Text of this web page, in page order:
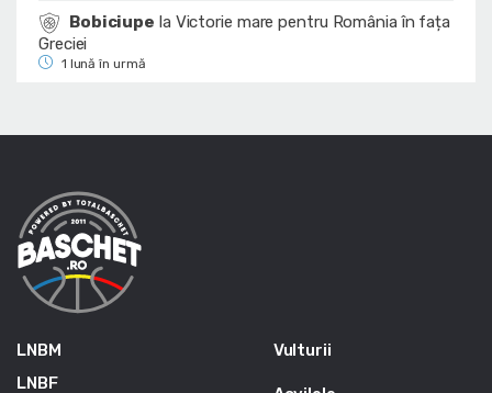
Bobiciupe la Victorie mare pentru România în fața
Greciei
1 lună în urmă
LNBM
LNBF
Vulturii